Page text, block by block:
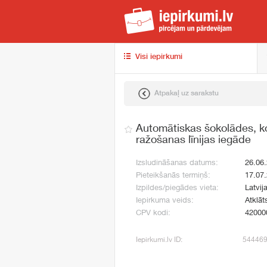
Visi iepirkumi
Atpakaļ uz sarakstu
Automātiskas šokolādes,
ražošanas līnijas iegāde
Izsludināšanas datums:
Pieteikšanās termiņš:
Izpildes/piegādes vieta:
Iepirkuma veids:
CPV kodi:
Iepirkumi.lv ID: